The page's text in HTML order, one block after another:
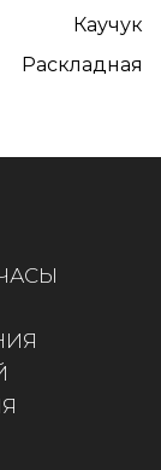
Каучук
Раскладная